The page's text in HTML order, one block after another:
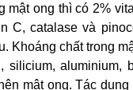
ong thì có 2%
C, catalase và
Khoáng chất trong
aluminium,
mật ong. Tác